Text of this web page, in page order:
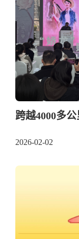
跨越4000多
2026-02-02